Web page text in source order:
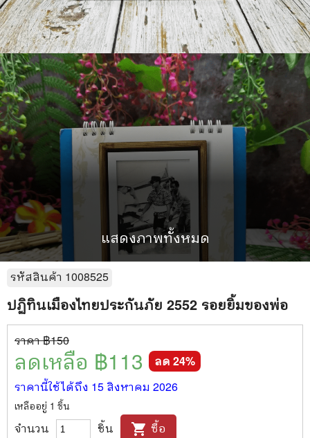
แสดงภาพทั้งหมด
รหัสสินค้า 1008525
ปฏิทินเมืองไทยประกันภัย 2552 รอยยิ้มของพ่อ
ราคา ฿150
ลดเหลือ ฿113 ลด 24%
ราคานี้ใช้ได้ถึง 15 สิงหาคม 2026
เหลืออยู่ 1 ชิ้น
จำนวน ชิ้น shopping_cart ซื้อ